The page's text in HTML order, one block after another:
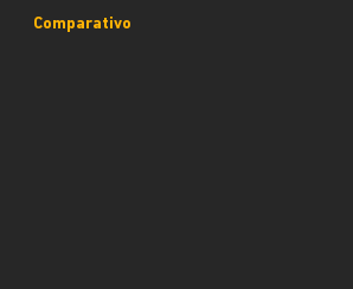
Comparativo